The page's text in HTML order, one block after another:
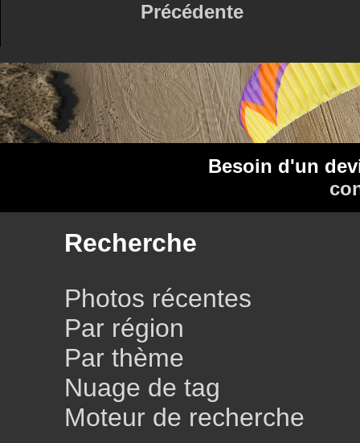
Précédente
Besoin d'un
Recherche
Photos récentes
Par région
Par thème
Nuage de tag
Moteur de recherche